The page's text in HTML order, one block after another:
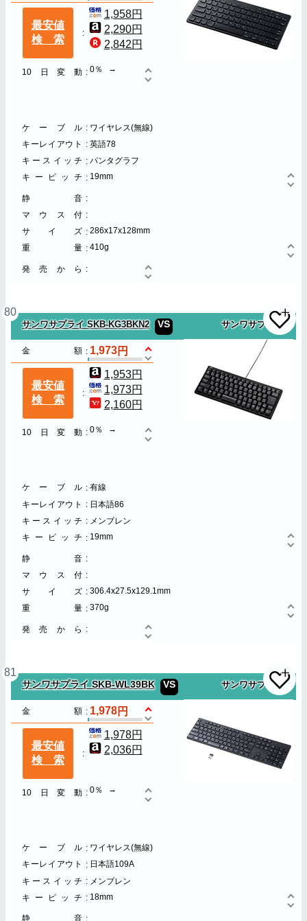
最安値
検索
1,958円
2,290円
2,842円
10日変動 0％
ケーブル
ワイヤレス(無線)
キーレイアウト
英語78
キースイッチ
パンタグラフ
キーピッチ
19mm
静音
マウス付
サイズ
286x17x128mm
重量
410g
発売から
80
サンワサプライ SKB-KG3BKN2 VS サンワサプライ
金額 1,973
最安値
検索
1,953円
1,973円
2,160円
10日変動 0％
ケーブル
有線
キーレイアウト
日本語86
キースイッチ
メンブレン
キーピッチ
19mm
静音
マウス付
サイズ
306.4x27.5x129.1mm
重量
370g
発売から
81
サンワサプライ SKB-WL39BK VS サンワサプライ
金額 1,978
最安値
検索
1,978円
2,036円
10日変動 0％
ケーブル
ワイヤレス(無線)
キーレイアウト
日本語109A
キースイッチ
メンブレン
キーピッチ
18mm
静音